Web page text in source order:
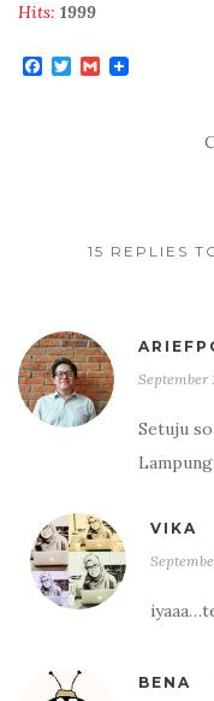
Hits: 1999
F
T
G
15 REPLIES
September
Setuju
VIKA
BENA